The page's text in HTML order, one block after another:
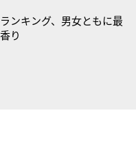
ンキング、男女ともに最
り